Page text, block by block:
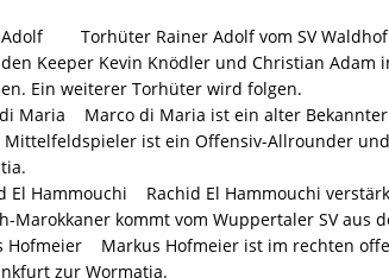
Adolf Torhüter Rainer Adolf vom SV
Keeper Kevin Knödler und Christian Adam
Ein weiterer Torhüter wird folgen.
Maria Marco di Maria ist ein alter
Mittelfeldspieler ist ein Offensiv-Allrounder
El Hammouchi Rachid El Hammouchi
Marokkaner kommt vom Wuppertaler SV aus
Hofmeier Markus Hofmeier ist im rechten
zur Wormatia.